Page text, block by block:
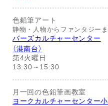
色鉛筆アート
静物・人物からファンタジー
バーズカルチャーセンター
（港南台）
第4火曜日
13:30～15:30
月一回の色鉛筆画教室
ヨークカルチャーセンター